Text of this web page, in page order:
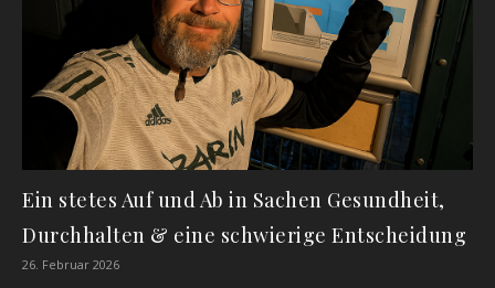
Ein stetes Auf und Ab in Sachen Gesundheit,
Durchhalten & eine schwierige Entscheidung
26. Februar 2026